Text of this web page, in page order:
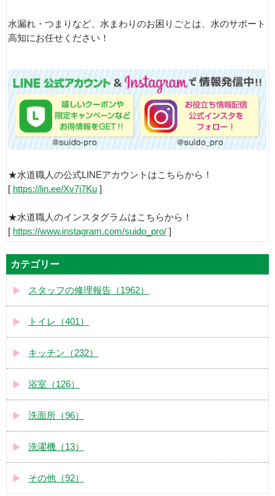
水漏れ・つまりなど、水まわりのお困りごとは、水のサポート
高知にお任せください！
★水道職人の公式LINEアカウントはこちらから！
[ https://lin.ee/Xv7j7Ku ]
★水道職人のインスタグラムはこちらから！
[ https://www.instagram.com/suido_pro/ ]
カテゴリー
スタッフの修理報告（1962）
トイレ（401）
キッチン（232）
浴室（126）
洗面所（96）
洗濯機（13）
その他（92）